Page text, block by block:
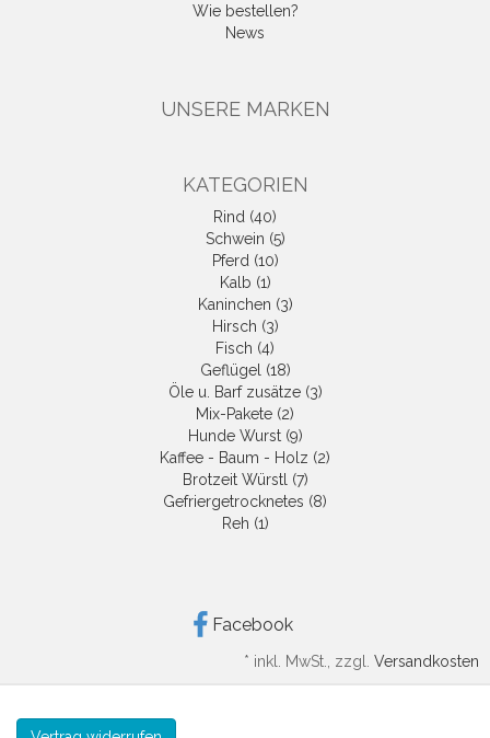
Wie bestellen?
News
UNSERE MARKEN
KATEGORIEN
Rind (40)
Schwein (5)
Pferd (10)
Kalb (1)
Kaninchen (3)
Hirsch (3)
Fisch (4)
Geflügel (18)
Öle u. Barf zusätze (3)
Mix-Pakete (2)
Hunde Wurst (9)
Kaffee - Baum - Holz (2)
Brotzeit Würstl (7)
Gefriergetrocknetes (8)
Reh (1)
Facebook
* inkl. MwSt., zzgl. Versandkosten